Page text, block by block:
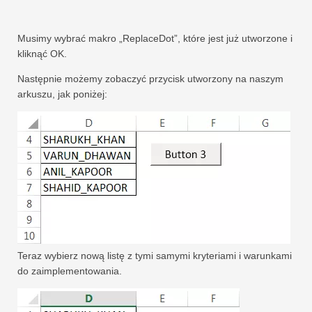
Musimy wybrać makro „ReplaceDot”, które jest już utworzone i
kliknąć OK.
Następnie możemy zobaczyć przycisk utworzony na naszym
arkuszu, jak poniżej:
Teraz wybierz nową listę z tymi samymi kryteriami i warunkami
do zaimplementowania.